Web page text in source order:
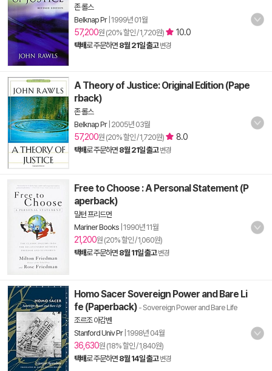
존 롤스
Belknap Pr 1999년 01월
57,200원 (20% 할인 / 1,720원) 10.0
택배로 주문하면 8월 21일 출고 변경
A Theory of Justice: Original Edition (Pape
rback)
존 롤스
Belknap Pr 2005년 03월
57,200원 (20% 할인 / 1,720원) 8.0
택배로 주문하면 8월 21일 출고 변경
Free to Choose : A Personal Statement (P
aperback)
밀턴 프리드먼
Mariner Books 1990년 11월
21,200원 (20% 할인 / 1,060원)
택배로 주문하면 8월 11일 출고 변경
Homo Sacer Sovereign Power and Bare Li
fe (Paperback) - Sovereign Power and Bare Life
조르조 아감벤
Stanford Univ Pr| 1998년 04월
36,630원 (18% 할인 / 1,840원)
택배로 주문하면 8월 14일 출고 변경